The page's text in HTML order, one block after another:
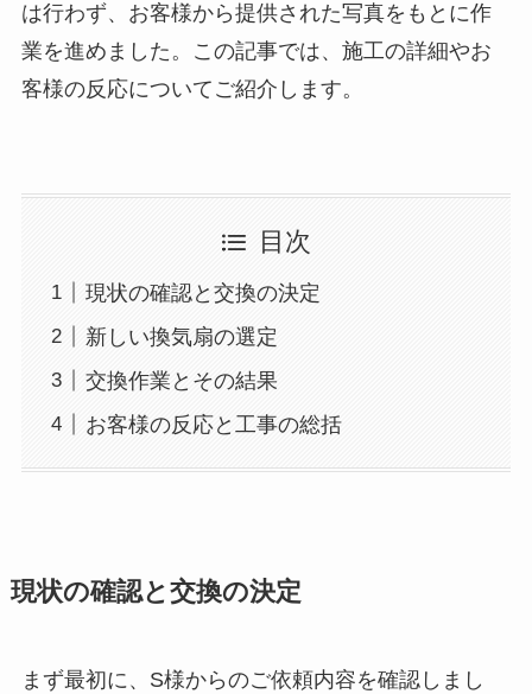
は行わず、お客様から提供された写真をもとに作
業を進めました。この記事では、施工の詳細やお
客様の反応についてご紹介します。
目次
現状の確認と交換の決定
新しい換気扇の選定
交換作業とその結果
お客様の反応と工事の総括
現状の確認と交換の決定
まず最初に、S様からのご依頼内容を確認しまし